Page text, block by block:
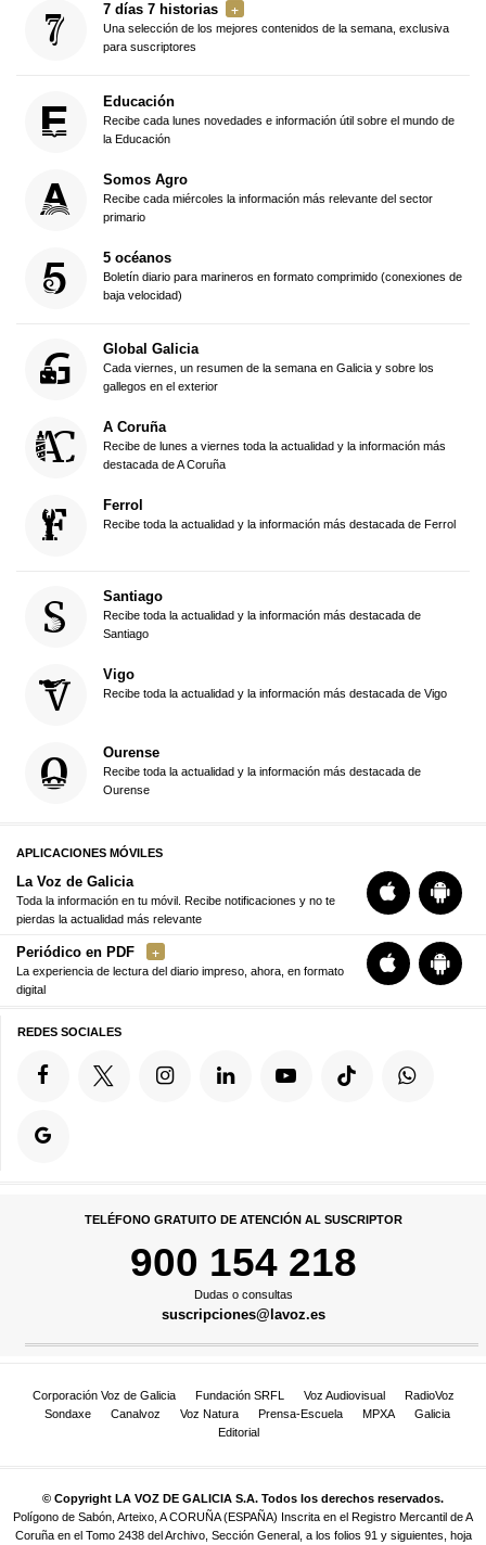
7 días 7 historias
Una selección de los mejores contenidos de la semana, exclusiva
para suscriptores
Educación
Recibe cada lunes novedades e información útil sobre el mundo de
la Educación
Somos Agro
Recibe cada miércoles la información más relevante del sector
primario
5 océanos
Boletín diario para marineros en formato comprimido (conexiones de
baja velocidad)
Global Galicia
Cada viernes, un resumen de la semana en Galicia y sobre los
gallegos en el exterior
A Coruña
Recibe de lunes a viernes toda la actualidad y la información más
destacada de A Coruña
Ferrol
Recibe toda la actualidad y la información más destacada de Ferrol
Santiago
Recibe toda la actualidad y la información más destacada de
Santiago
Vigo
Recibe toda la actualidad y la información más destacada de Vigo
Ourense
Recibe toda la actualidad y la información más destacada de
Ourense
APLICACIONES MÓVILES
La Voz de Galicia
Toda la información en tu móvil. Recibe notificaciones y no te
pierdas la actualidad más relevante
Periódico en PDF
La experiencia de lectura del diario impreso, ahora, en formato
digital
REDES SOCIALES
TELÉFONO GRATUITO DE ATENCIÓN AL SUSCRIPTOR
900 154 218
Dudas o consultas
suscripciones@lavoz.es
Corporación Voz de Galicia Fundación SRFL Voz Audiovisual
RadioVoz
Sondaxe
Canalvoz Voz Natura Prensa-Escuela MPXA
Galicia
Editorial
© Copyright LA VOZ DE GALICIA S.A. Todos los derechos reservados.
Polígono de Sabón, Arteixo, A CORUÑA (ESPAÑA) Inscrita en el Registro Mercantil de A
Coruña en el Tomo 2438 del Archivo, Sección General, a los folios 91 y siguientes, hoja